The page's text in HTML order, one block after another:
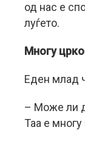
од нас е
луѓето.
Многу
Еден млад
– Може ли
Таа е